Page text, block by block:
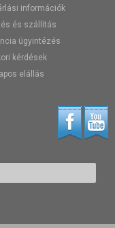
információk
és szállítás
ügyintézés
kérdések
elállás